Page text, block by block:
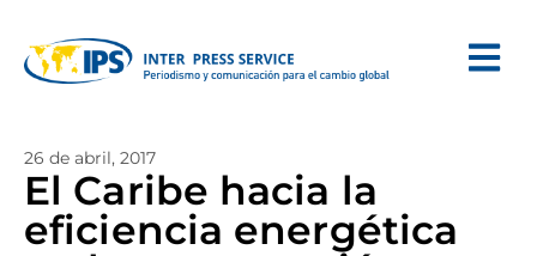
26 de abril, 2017
El Caribe hacia la
eficiencia energética